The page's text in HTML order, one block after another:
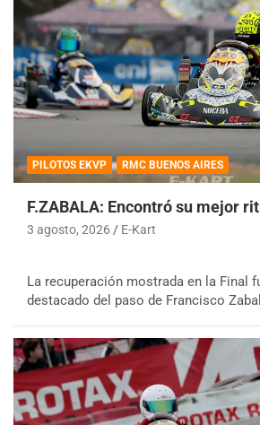
PILOTOS EKVP RMC BUENOS AIRES
F.ZABALA: Encontró su mejor
3 agosto, 2026 E-Kart
La recuperación mostrada en la Final
destacado del paso de Francisco